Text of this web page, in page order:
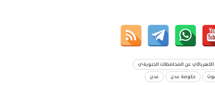
الكهربائي عن المحافظات الجنوبةي
حكومة عدن عدن